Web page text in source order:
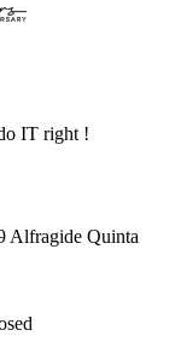
IT right !
Alfragide Quinta